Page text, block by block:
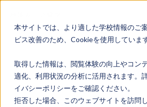
本サイトでは、より適した学校情報のご
ビス改善のため、Cookieを使用しています
取得した情報は、閲覧体験の向上やコン
適化、利用状況の分析に活用されます。
イバシーポリシーをご確認ください。
拒否した場合、このウェブサイトを訪問
地域みらい留学のすすめかた
地域みらい留学とは
学校を探す
イベントを
学校から探す エ